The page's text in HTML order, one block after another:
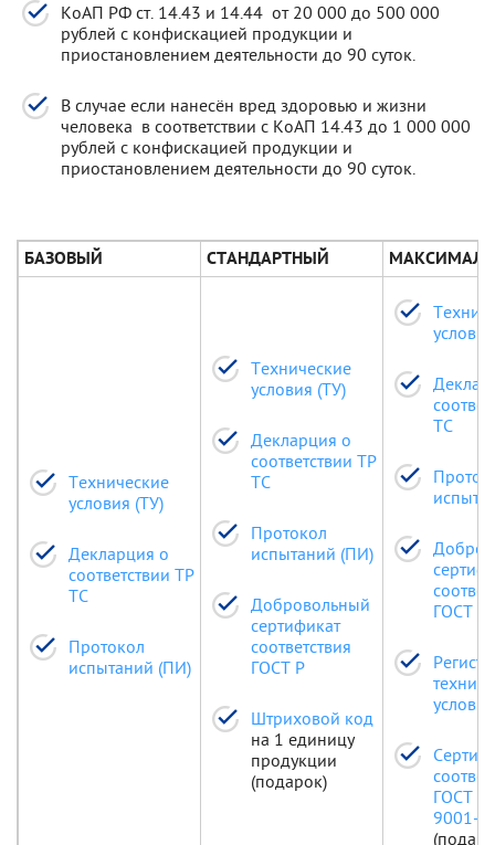
КоАП РФ ст. 14.43 и 14.44 от 20 000 до 500 000
рублей с конфискацией продукции и
приостановлением деятельности до 90 суток.
В случае если нанесён вред здоровью и жизни
человека в соответствии с КоАП 14.43 до 1 000 000
рублей с конфискацией продукции и
приостановлением деятельности до 90 суток.
БАЗОВЫЙ СТАНДАРТНЫЙ
Технические
условия (ТУ)
Декларция о
соответствии ТР
ТС
Протокол
испытаний (ПИ)
Технические
условия (ТУ)
Декларция о
соответствии ТР
ТС
Протокол
испытаний (ПИ)
Добровольный
сертификат
соответствия
ГОСТ Р
Штриховой код
на 1 единицу
продукции
(подарок)
ТС
ГОСТ Р
ГОСТ Р
9001-